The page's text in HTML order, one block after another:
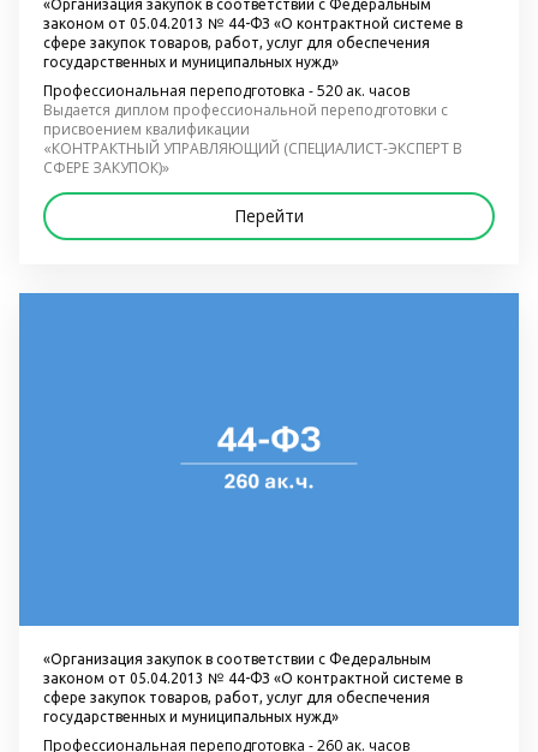
«Организация закупок в соответствии с Федеральным
законом от 05.04.2013 № 44-ФЗ «О контрактной системе в
сфере закупок товаров, работ, услуг для обеспечения
государственных и муниципальных нужд»
Профессиональная переподготовка - 520 ак. часов
Выдается диплом профессиональной переподготовки с
присвоением квалификации
«КОНТРАКТНЫЙ УПРАВЛЯЮЩИЙ (СПЕЦИАЛИСТ-ЭКСПЕРТ В
СФЕРЕ ЗАКУПОК)»
Перейти
«Организация закупок в соответствии с Федеральным
законом от 05.04.2013 № 44-ФЗ «О контрактной системе в
сфере закупок товаров, работ, услуг для обеспечения
государственных и муниципальных нужд»
Профессиональная переподготовка - 260 ак. часов